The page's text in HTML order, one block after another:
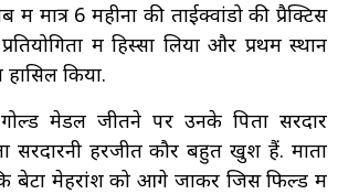
में मात्र 6 महीनों की ताईक्वांडो की प्रैक्टिस
में हिस्सा लिया और प्रथम स्थान
हासिल किया.
गोल्ड मेडल जीतने पर उनके पिता सरदार
सरदारनी हरजीत कौर बहुत खुश हैं. माता
बेटा मेहरांश को आगे जाकर जिस फिल्ड में